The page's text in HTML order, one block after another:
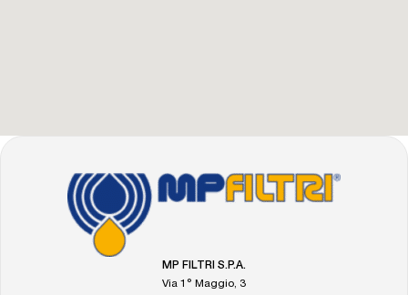
FOOTER
Vá
para
a
página
inicial
MP FILTRI S.P.A.
Via 1° Maggio, 3